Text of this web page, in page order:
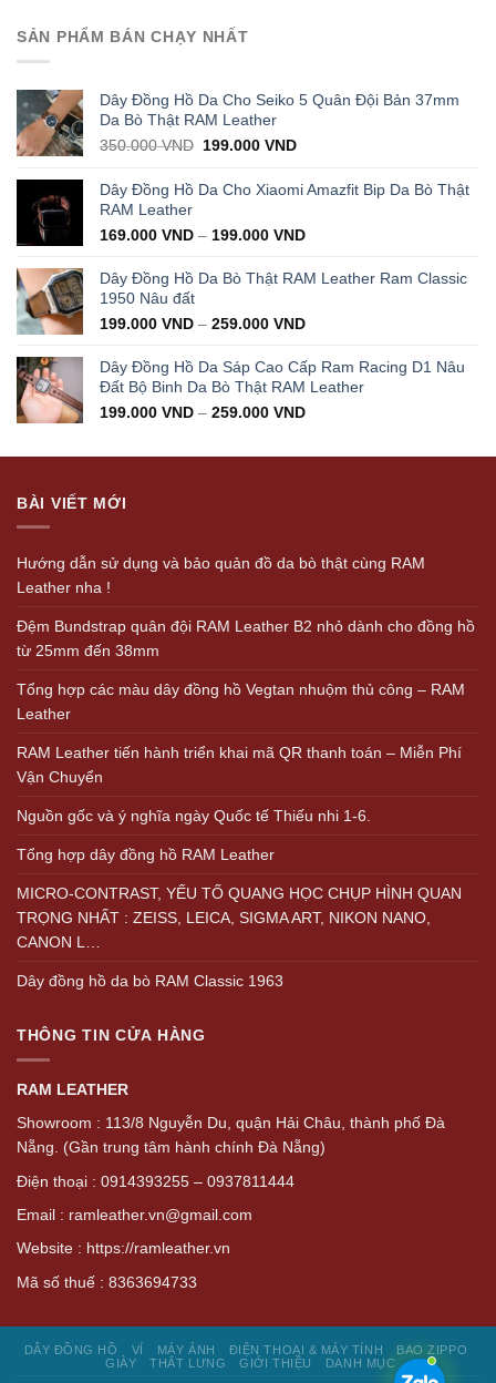
was:
1.000.000 VND.
SẢN PHẨM BÁN CHẠY NHẤT
Dây Đồng Hồ Da Cho Seiko 5 Quân Đội Bản 37mm
Da Bò Thật RAM Leather
350.000VND Original
was:
199.000VNDCurrent
is:
199.000 VND.
Dây Đồng Hồ Da Cho Xiaomi Amazfit Bip Da Bò Thật
RAM Leather
169.000 VND – 199.000 VND
Dây Đồng Hồ Da Bò Thật RAM Leather Ram Classic
1950 Nâu đất
199.000 VND – 259.000 VND
Dây Đồng Hồ Da Sáp Cao Cấp Ram Racing D1 Nâu
Đất Bộ Binh Da Bò Thật RAM Leather
199.000 VND – 259.000 VND
BÀI VIẾT MỚI
Hướng dẫn sử dụng và bảo quản đồ da bò thật cùng RAM
Leather nha !
Đệm Bundstrap quân đội RAM Leather B2 nhỏ dành cho đồng hồ
từ 25mm đến 38mm
Tổng hợp các màu dây đồng hồ Vegtan nhuộm thủ công – RAM
Leather
RAM Leather tiến hành triển khai mã QR thanh toán – Miễn Phí
Vận Chuyển
Nguồn gốc và ý nghĩa ngày Quốc tế Thiếu nhi 1-6.
Tổng hợp dây đồng hồ RAM Leather
MICRO-CONTRAST, YẾU TỐ QUANG HỌC CHỤP HÌNH QUAN
TRỌNG NHẤT : ZEISS, LEICA, SIGMA ART, NIKON NANO,
CANON L…
Dây đồng hồ da bò RAM Classic 1963
THÔNG TIN CỬA HÀNG
RAM LEATHER
Showroom : 113/8 Nguyễn Du, quận Hải Châu, thành phố Đà
Nẵng. (Gần trung tâm hành chính Đà Nẵng)
Điện thoại : 0914393255 – 0937811444
Email : ramleather.vn@gmail.com
Website : https://ramleather.vn
Mã số thuế : 8363694733
DÂY ĐỒNG HỒ VÍ MÁY ẢNH ĐIỆN THOẠI & MÁY TÍNH
BAO ZIPPO
GIÀY
THẮT LƯNG GIỚI THIỆU DANH MỤC